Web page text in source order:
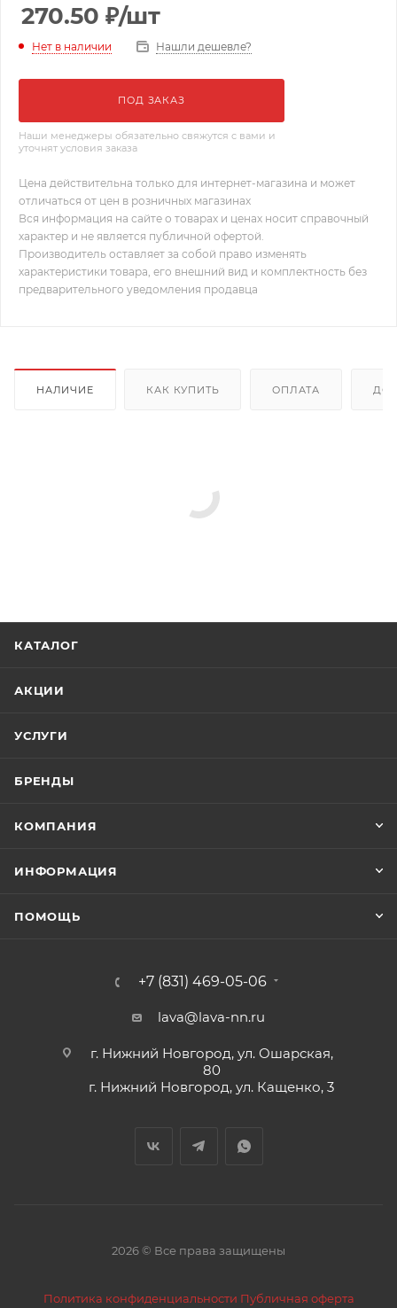
270.50 ₽/шт
Нет в наличии Нашли дешевле?
ПОД ЗАКАЗ
Наши менеджеры обязательно свяжутся с вами и
уточнят условия заказа
Цена действительна только для интернет-магазина и может
отличаться от цен в розничных магазинах
Вся информация на сайте о товарах и ценах носит справочный
характер и не является публичной офертой.
Производитель оставляет за собой право изменять
характеристики товара, его внешний вид и комплектность без
предварительного уведомления продавца
НАЛИЧИЕ КАК КУПИТЬ ОПЛАТА
КАТАЛОГ
АКЦИИ
УСЛУГИ
БРЕНДЫ
КОМПАНИЯ
ИНФОРМАЦИЯ
ПОМОЩЬ
+7 (831) 469-05-06
lava@lava-nn.ru
г. Нижний Новгород, ул. Ошарская,
80
г. Нижний Новгород, ул. Кащенко, 3
2026 © Все права защищены
Политика конфиденциальности Публичная оферта